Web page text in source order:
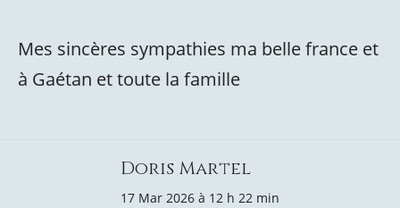
Mes sincères sympathies ma belle france et
à Gaétan et toute la famille
Doris Martel
17 Mar 2026 à 12 h 22 min